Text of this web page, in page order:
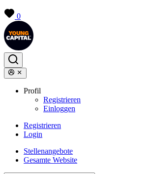
0
Profil
Registrieren
Einloggen
Registrieren
Login
Stellenangebote
Gesamte Website